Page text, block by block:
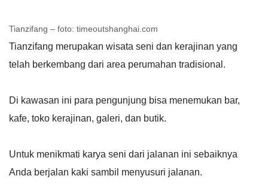
Tianzifang – foto: timeoutshanghai.com
Tianzifang merupakan wisata seni dan kerajinan yang
telah berkembang dari area perumahan tradisional.
Di kawasan ini para pengunjung bisa menemukan bar,
kafe, toko kerajinan, galeri, dan butik.
Untuk menikmati karya seni dari jalanan ini sebaiknya
Anda berjalan kaki sambil menyusuri jalanan.